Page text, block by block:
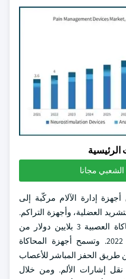
الرئيسية
مجانا
إدارة الآلام مركّبة إلى
العضلية، وأجهزة التراكم.
وتجاوز الجزء المتعلق بأجهزة المحاكاة العصبية 3 بلايين دولار من
دولارات الولايات المتحدة في عام 2022. وتسمح أجهزة المحاكاة
طريق الحفز المباشر للأعصاب
إشارات الألم. ومن خلال